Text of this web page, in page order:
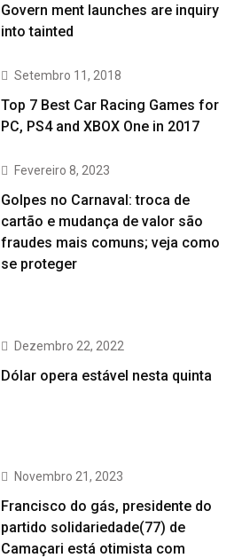
Govern ment launches are inquiry
into tainted
Setembro 11, 2018
Top 7 Best Car Racing Games for
PC, PS4 and XBOX One in 2017
Fevereiro 8, 2023
Golpes no Carnaval: troca de
cartão e mudança de valor são
fraudes mais comuns; veja como
se proteger
Dezembro 22, 2022
Dólar opera estável nesta quinta
Novembro 21, 2023
Francisco do gás, presidente do
partido solidariedade(77) de
Camaçari está otimista com